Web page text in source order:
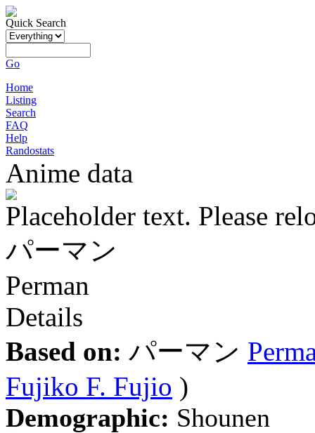
Quick Search
Go
Home
Listing
Search
FAQ
Help
Randostats
Anime data
Placeholder text. Please
パーマン
Perman
Details
Based on: パーマン
Fujiko F. Fujio )
Demographic: Shounen